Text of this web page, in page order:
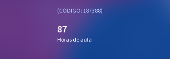
(CÓDIGO: 187388)
87
Horas de aula